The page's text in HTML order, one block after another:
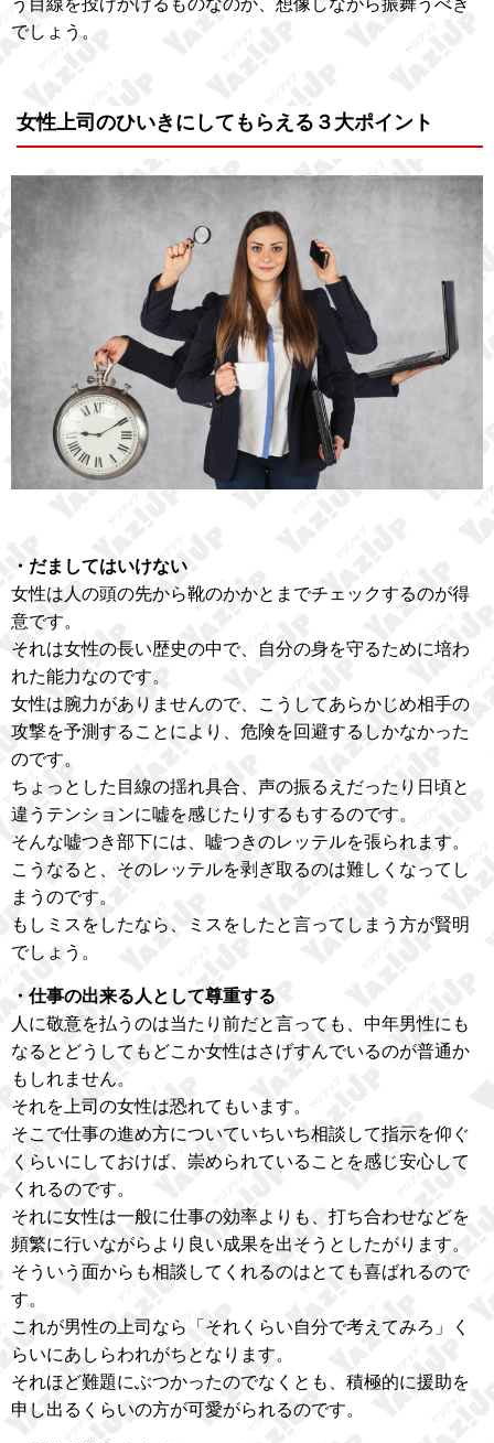
う目線を投げかけるものなのか、想像しながら振舞うべき
でしょう。
女性上司のひいきにしてもらえる３大ポイント
・だましてはいけない
女性は人の頭の先から靴のかかとまでチェックするのが得
意です。
それは女性の長い歴史の中で、自分の身を守るために培わ
れた能力なのです。
女性は腕力がありませんので、こうしてあらかじめ相手の
攻撃を予測することにより、危険を回避するしかなかった
のです。
ちょっとした目線の揺れ具合、声の振るえだったり日頃と
違うテンションに嘘を感じたりするもするのです。
そんな嘘つき部下には、嘘つきのレッテルを張られます。
こうなると、そのレッテルを剥ぎ取るのは難しくなってし
まうのです。
もしミスをしたなら、ミスをしたと言ってしまう方が賢明
でしょう。
・仕事の出来る人として尊重する
人に敬意を払うのは当たり前だと言っても、中年男性にも
なるとどうしてもどこか女性はさげすんでいるのが普通か
もしれません。
それを上司の女性は恐れてもいます。
そこで仕事の進め方についていちいち相談して指示を仰ぐ
くらいにしておけば、崇められていることを感じ安心して
くれるのです。
それに女性は一般に仕事の効率よりも、打ち合わせなどを
頻繁に行いながらより良い成果を出そうとしたがります。
そういう面からも相談してくれるのはとても喜ばれるので
す。
これが男性の上司なら「それくらい自分で考えてみろ」く
らいにあしらわれがちとなります。
それほど難題にぶつかったのでなくとも、積極的に援助を
申し出るくらいの方が可愛がられるのです。